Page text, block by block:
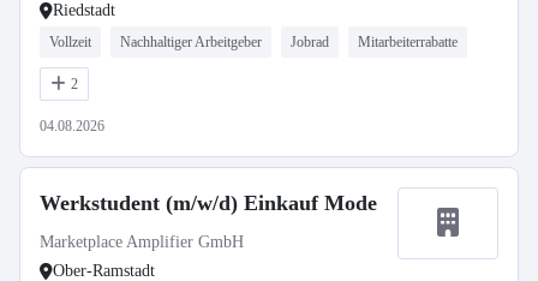
Riedstadt
Vollzeit Nachhaltiger Arbeitgeber Jobrad Mitarbeiterrabatte
2
04.08.2026
Werkstudent (m/w/d) Einkauf Mode
Marketplace Amplifier GmbH
Ober-Ramstadt